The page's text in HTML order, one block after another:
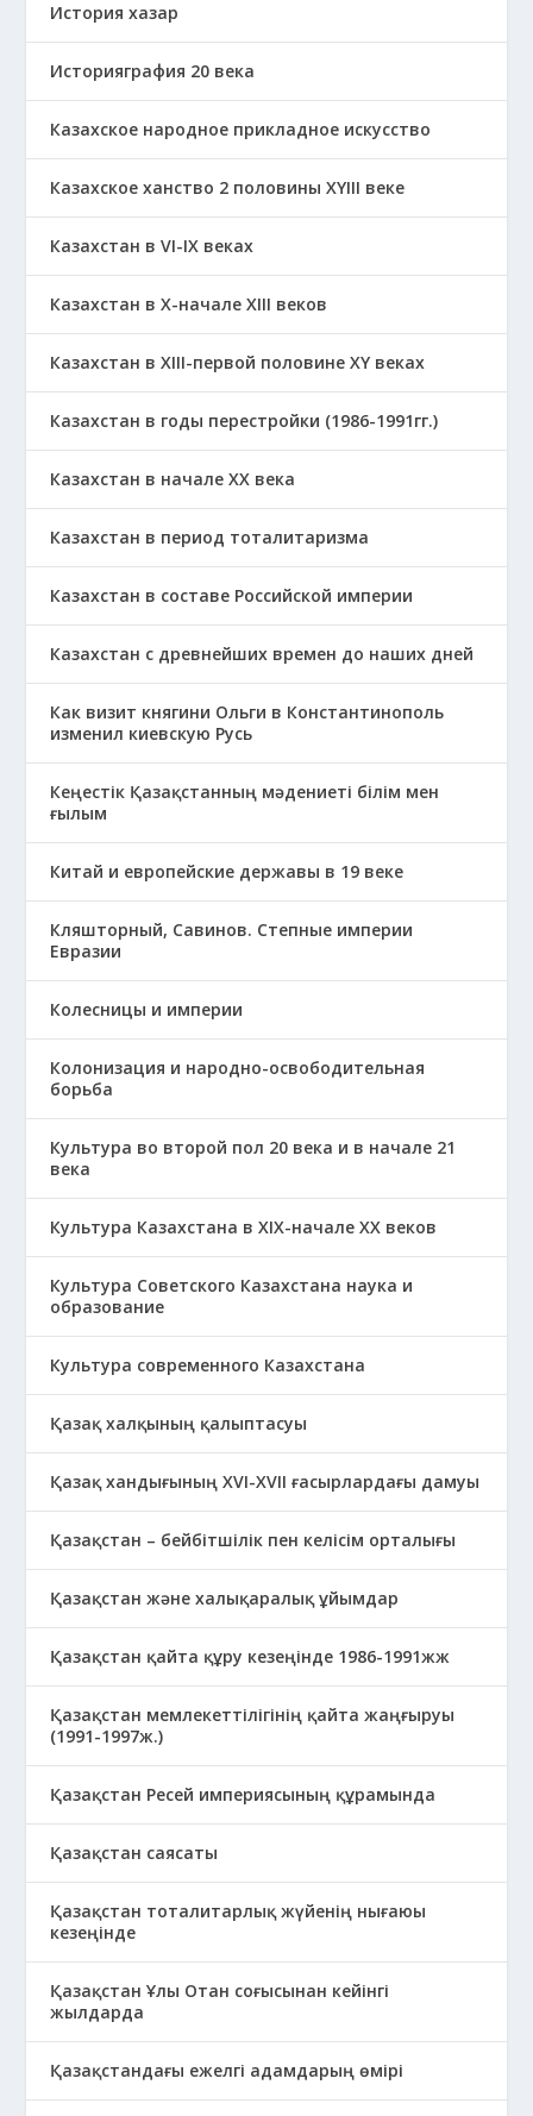
История хазар
Историяграфия 20 века
Казахское народное прикладное искусство
Казахское ханство 2 половины ХҮІІІ веке
Казахстан в VI-IX веках
Казахстан в X-начале XIII веков
Казахстан в XIII-первой половине ХҮ веках
Казахстан в годы перестройки (1986-1991гг.)
Казахстан в начале ХХ века
Казахстан в период тоталитаризма
Казахстан в составе Российской империи
Казахстан с древнейших времен до наших дней
Как визит княгини Ольги в Константинополь
изменил киевскую Русь
Кеңестік Қазақстанның мәдениеті білім мен
ғылым
Китай и европейские державы в 19 веке
Кляшторный, Савинов. Степные империи
Евразии
Колесницы и империи
Колонизация и народно-освободительная
борьба
Культура во второй пол 20 века и в начале 21
века
Культура Казахстана в ХІХ-начале ХХ веков
Культура Советского Казахстана наука и
образование
Культура современного Казахстана
Қазақ халқының қалыптасуы
Қазақ хандығының XVI-XVII ғасырлардағы дамуы
Қазақстан – бейбітшілік пен келісім орталығы
Қазақстан және халықаралық ұйымдар
Қазақстан қайта құру кезеңінде 1986-1991жж
Қазақстан мемлекеттілігінің қайта жаңғыруы
(1991-1997ж.)
Қазақстан Ресей империясының құрамында
Қазақстан саясаты
Қазақстан тоталитарлық жүйенің нығаюы
кезеңінде
Қазақстан Ұлы Отан соғысынан кейінгі
жылдарда
Қазақстандағы ежелгі адамдарың өмірі